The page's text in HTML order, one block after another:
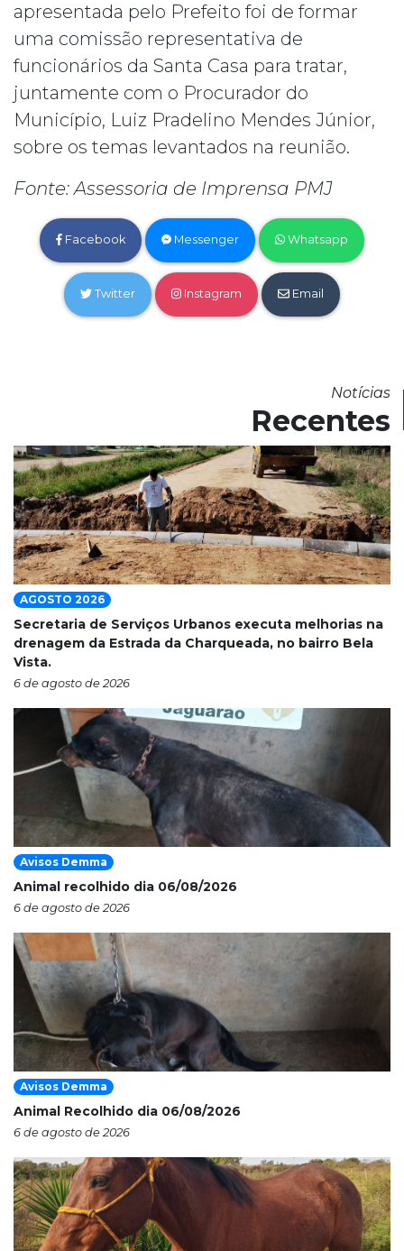
apresentada pelo Prefeito foi de formar
uma comissão representativa de
funcionários da Santa Casa para tratar,
juntamente com o Procurador do
Município, Luiz Pradelino Mendes Júnior,
sobre os temas levantados na reunião.
Fonte: Assessoria de Imprensa PMJ
Facebook Messenger Whatsapp
Twitter Instagram Email
Notícias
Recentes
AGOSTO 2026
Secretaria de Serviços Urbanos executa melhorias na
drenagem da Estrada da Charqueada, no bairro Bela
Vista.
6 de agosto de 2026
Avisos Demma
Animal recolhido dia 06/08/2026
6 de agosto de 2026
Avisos Demma
Animal Recolhido dia 06/08/2026
6 de agosto de 2026